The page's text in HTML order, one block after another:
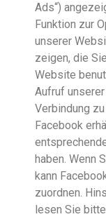
Ads“)
Funktion zur
unserer
zeigen, die
Website
Aufruf
Verbindung
Facebook
haben. Wenn
kann
zuordnen.
lesen Sie